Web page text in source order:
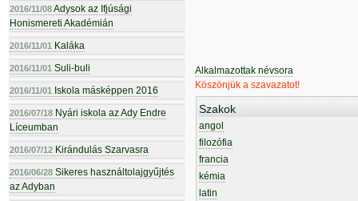
2016/11/08Adysok az Ifjúsági
Honismereti Akadémián
2016/11/01 Kaláka
2016/11/01 Suli-buli
2016/11/01 Iskola másképpen 2016
2016/07/18 Nyári iskola az Ady Endre
Líceumban
2016/07/12 Kirándulás Szarvasra
2016/06/28 Sikeres használtolajgyűjtés
az Adyban
Alkalmazottak névsora
Köszönjük a szavazatot!
Szakok
angol
filozófia
francia
kémia
latin